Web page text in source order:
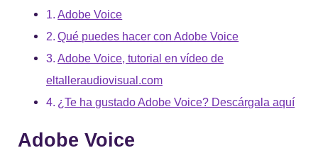
Adobe Voice
Qué puedes hacer con Adobe Voice
Adobe Voice, tutorial en vídeo de
eltalleraudiovisual.com
¿Te ha gustado Adobe Voice? Descárgala aquí
Adobe Voice